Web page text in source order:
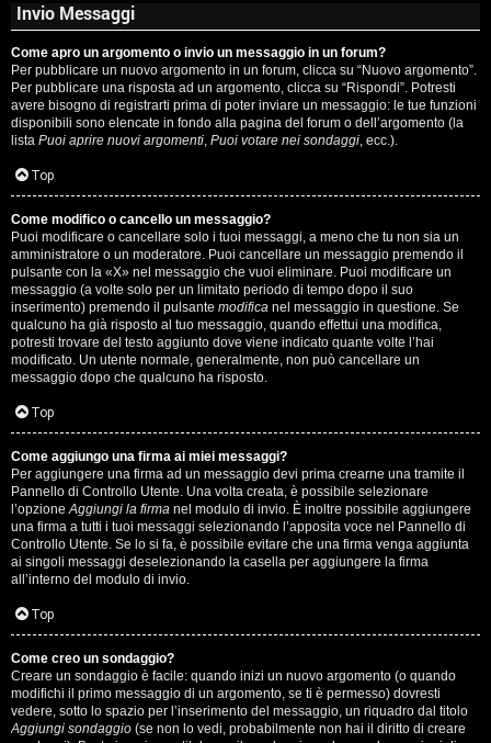
Invio Messaggi
Come apro un argomento o invio un messaggio in un forum?
Per pubblicare un nuovo argomento in un forum, clicca su “Nuovo argomento”.
Per pubblicare una risposta ad un argomento, clicca su “Rispondi”. Potresti
avere bisogno di registrarti prima di poter inviare un messaggio: le tue funzioni
disponibili sono elencate in fondo alla pagina del forum o dell’argomento (la
lista Puoi aprire nuovi argomenti, Puoi votare nei sondaggi, ecc.).
Top
Come modifico o cancello un messaggio?
Puoi modificare o cancellare solo i tuoi messaggi, a meno che tu non sia un
amministratore o un moderatore. Puoi cancellare un messaggio premendo il
pulsante con la «X» nel messaggio che vuoi eliminare. Puoi modificare un
messaggio (a volte solo per un limitato periodo di tempo dopo il suo
inserimento) premendo il pulsante modifica nel messaggio in questione. Se
qualcuno ha già risposto al tuo messaggio, quando effettui una modifica,
potresti trovare del testo aggiunto dove viene indicato quante volte l’hai
modificato. Un utente normale, generalmente, non può cancellare un
messaggio dopo che qualcuno ha risposto.
Top
Come aggiungo una firma ai miei messaggi?
Per aggiungere una firma ad un messaggio devi prima crearne una tramite il
Pannello di Controllo Utente. Una volta creata, è possibile selezionare
l’opzioneAggiungi la firma nel modulo di invio. È inoltre possibile aggiungere
una firma a tutti i tuoi messaggi selezionando l’apposita voce nel Pannello di
Controllo Utente. Se lo si fa, è possibile evitare che una firma venga aggiunta
ai singoli messaggi deselezionando la casella per aggiungere la firma
all’interno del modulo di invio.
Top
Come creo un sondaggio?
Creare un sondaggio è facile: quando inizi un nuovo argomento (o quando
modifichi il primo messaggio di un argomento, se ti è permesso) dovresti
vedere, sotto lo spazio per l’inserimento del messaggio, un riquadro dal titolo
Aggiungi sondaggio (se non lo vedi, probabilmente non hai il diritto di creare
P
e
r
c
o
r
s
i
M
u
s
i
c
a
l
i
d
i
G